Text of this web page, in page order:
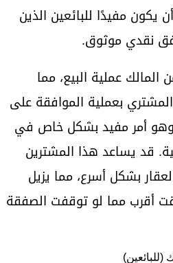
يكون مفيدًا للبائعين الذين
نقدي موثوق.
عملية البيع، مما
بعملية الموافقة على
وهو أمر مفيد بشكل خاص في
قد يساعد هذا المشترين
بشكل أسرع، مما يزيل
أقرب مما لو توقفت الصفقة
(للبائعين)